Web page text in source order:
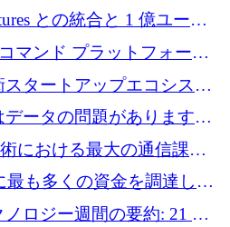
収して子ども向け言語療
との統合と 1 億ユーロ
ード投資に拡大
マンド プラットフォーム
人システムを接続するた
す
スタートアップエコシステ
ン
データの問題があります。
れを解決したいと考えて
における最大の通信課題
めに 16 万 2,000 ユーロを
最も多くの資金を調達した
ロジー週間の要約: 21 億